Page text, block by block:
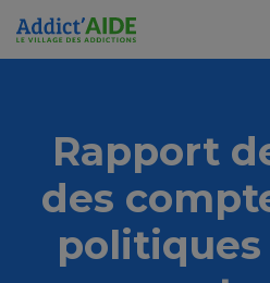
Aller au contenu principal
Rapport
des
Panneau de gestion des